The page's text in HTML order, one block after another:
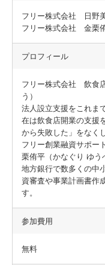
フリー株式会社 日野
フリー株式会社 金栗
プロフィール
フリー株式会社 飲食
う）
法人設立支援をこれま
在は飲食店開業の支援
から失敗した」をなく
フリー創業融資サポ
栗侑平（かなぐり ゆう
地方銀行で数多くの中
資審査や事業計画書作
す。
参加費用
無料